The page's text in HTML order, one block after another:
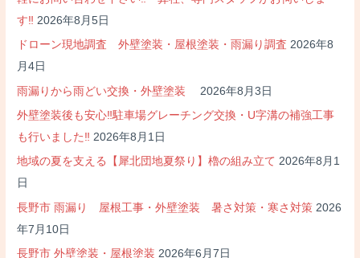
す‼ 2026年8月5日
ドローン現地調査 外壁塗装・屋根塗装・雨漏り調査 2026年8
月4日
雨漏りから雨どい交換・外壁塗装 2026年8月3日
外壁塗装後も安心‼駐車場グレーチング交換・U字溝の補強工事
も行いました‼ 2026年8月1日
地域の夏を支える【犀北団地夏祭り】櫓の組み立て 2026年8月1
日
長野市 雨漏り 屋根工事・外壁塗装 暑さ対策・寒さ対策 2026
年7月10日
長野市 外壁塗装・屋根塗装 2026年6月7日